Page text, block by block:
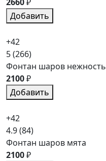
Добавить
+42
5(266)
Фонтан шаров нежность
2100₽
Добавить
+42
4.9(84)
Фонтан шаров мята
2100₽